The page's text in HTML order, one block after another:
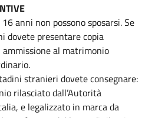
anni non possono sposarsi. Se
dovete presentare copia
al matrimonio
stranieri dovete consegnare:
rilasciato dall’Autorità
e legalizzato in marca da